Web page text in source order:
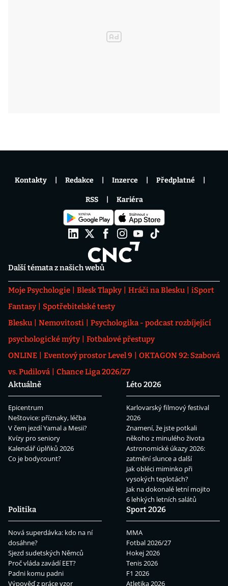
Další témata z našich webů
Moje Psychologie Blesk Tlapky Hráči na Blesku
iSport
Fantasy
Spotřebitelské testy
Blesku
Nemovitosti
Psychologika - podcast rozbíjející
psychologické mýty
Fotbalové přestupy
ONLINE
Eventový prostor Level 9
OKTAGON 92: Szabová
vs. Pudilová
Chance Liga 2026/27
Aktuálně
Epicentrum
Neštovice: příznaky, léčba
V čem jezdí Yamal a Mesii?
Kvízy pro seniory
Kalendář úplňků 2026
Co je bodycount?
Léto 2026
Karlovarský filmový festival
2026
Znamení, že jste potkali
někoho z minulého života
Astronomické úkazy 2026:
zatmění slunce a další
Jak obléci miminko při
vysokých teplotách?
Jak na dokonalé letní mojito
6 lehkých letních salátů
Politika
Nová superdávka: kdo na ní
dosáhne?
Sjezd sudetských Němců
Proč vláda zavádí EET?
Padni komu padni
Výpověď z práce vzor
Sport 2026
MMA
Fotbal 2026/27
Hokej 2026
Tenis 2026
F1 2026
Atletika 2026
Kontakty Redakce Inzerce Předplatné
RSS Kariéra